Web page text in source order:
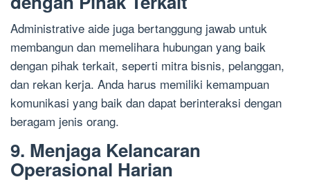
Administrative aide juga bertanggung jawab untuk
membangun dan memelihara hubungan yang baik
dengan pihak terkait, seperti mitra bisnis, pelanggan,
dan rekan kerja. Anda harus memiliki kemampuan
komunikasi yang baik dan dapat berinteraksi dengan
beragam jenis orang.
9. Menjaga Kelancaran
Operasional Harian